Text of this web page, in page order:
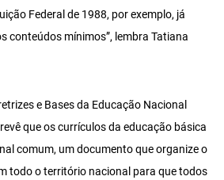
Federal de 1988, por exemplo, já
conteúdos mínimos”, lembra Tatiana
e Bases da Educação Nacional
que os currículos da educação básica
comum, um documento que organize o
todo o território nacional para que todos